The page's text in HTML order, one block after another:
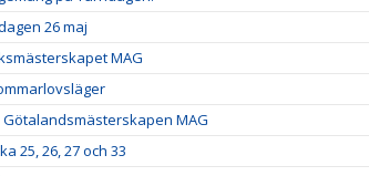
26 maj
MAG
MAG
25, 26, 27 och 33